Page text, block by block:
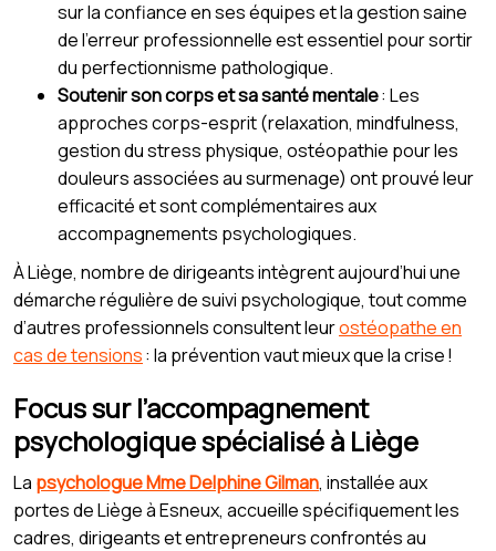
sur la confiance en ses équipes et la gestion saine
de l’erreur professionnelle est essentiel pour sortir
du perfectionnisme pathologique.
Soutenir son corps et sa santé mentale: Les
approches corps-esprit (relaxation, mindfulness,
gestion du stress physique, ostéopathie pour les
douleurs associées au surmenage) ont prouvé leur
efficacité et sont complémentaires aux
accompagnements psychologiques.
À Liège, nombre de dirigeants intègrent aujourd’hui une
démarche régulière de suivi psychologique, tout comme
d’autres professionnels consultent leurostéopathe en
cas de tensions: la prévention vaut mieux que la crise !
Focus sur l’accompagnement
psychologique spécialisé à Liège
La psychologue Mme Delphine Gilman, installée aux
portes de Liège à Esneux, accueille spécifiquement les
cadres, dirigeants et entrepreneurs confrontés au